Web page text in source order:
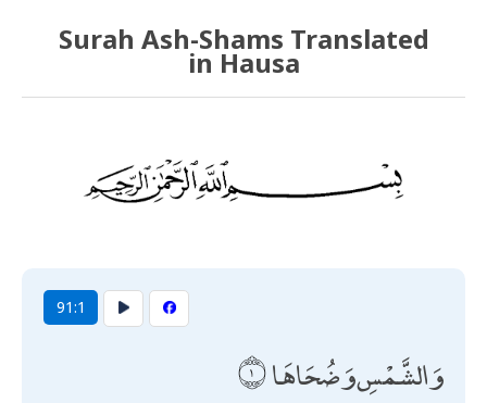
Surah Ash-Shams Translated
in Hausa
91:1
وَالشَّمْسِ وَضُحَاهَا